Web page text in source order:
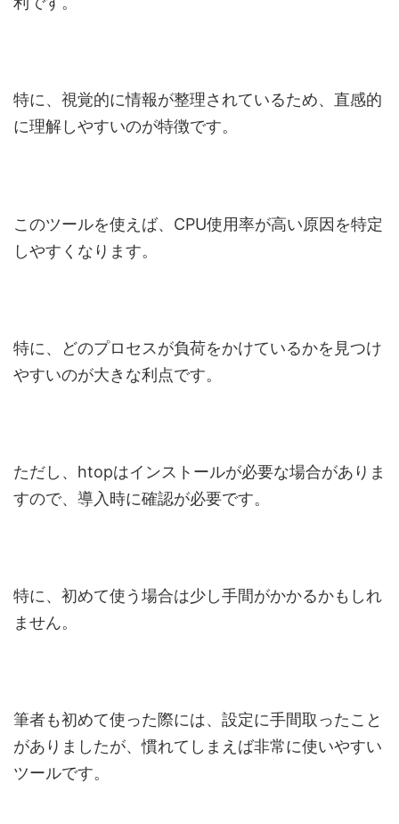
特に、視覚的に情報が整理されているため、直感的
に理解しやすいのが特徴です。
このツールを使えば、CPU使用率が高い原因を特定
しやすくなります。
特に、どのプロセスが負荷をかけているかを見つけ
やすいのが大きな利点です。
ただし、htopはインストールが必要な場合がありま
すので、導入時に確認が必要です。
特に、初めて使う場合は少し手間がかかるかもしれ
ません。
筆者も初めて使った際には、設定に手間取ったこと
がありましたが、慣れてしまえば非常に使いやすい
ツールです。